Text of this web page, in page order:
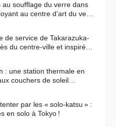
au soufflage du verre dans
au centre d’art du verre
de service de Takarazuka-
du centre-ville et inspirée
: une station thermale en
couchers de soleil
par les « solo-katsu » :
en solo à Tokyo !